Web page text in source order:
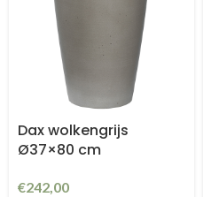
Dax wolkengrijs
Ø37×80 cm
€242,00